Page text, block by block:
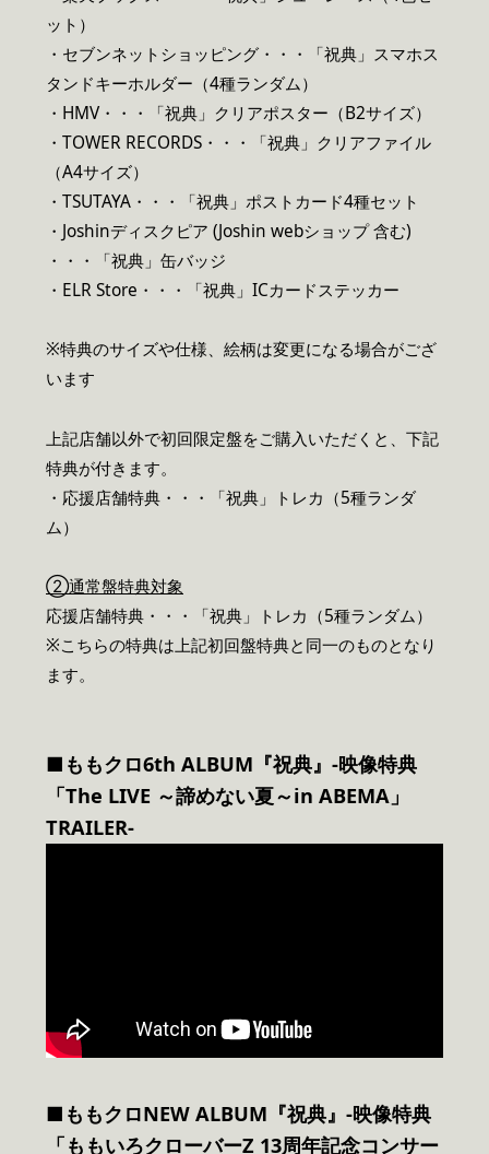
ット）
・セブンネットショッピング・・・「祝典」スマホス
タンドキーホルダー（4種ランダム）
・HMV・・・「祝典」クリアポスター（B2サイズ）
・TOWER RECORDS・・・「祝典」クリアファイル
（A4サイズ）
・TSUTAYA・・・「祝典」ポストカード4種セット
・Joshinディスクピア (Joshin webショップ 含む)
・・・「祝典」缶バッジ
・ELR Store・・・「祝典」ICカードステッカー
※特典のサイズや仕様、絵柄は変更になる場合がござ
います
上記店舗以外で初回限定盤をご購入いただくと、下記
特典が付きます。
・応援店舗特典・・・「祝典」トレカ（5種ランダ
ム）
②通常盤特典対象
応援店舗特典・・・「祝典」トレカ（5種ランダム）
※こちらの特典は上記初回盤特典と同一のものとなり
ます。
■ももクロ6th ALBUM『祝典』-映像特典
「The LIVE ～諦めない夏～in ABEMA」
TRAILER-
■ももクロNEW ALBUM『祝典』-映像特典
「ももいろクローバーZ 13周年記念コンサー